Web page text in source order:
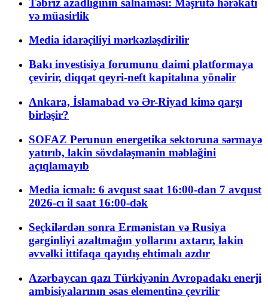
və müasirlik
Media idarəçiliyi mərkəzləşdirilir
Bakı investisiya forumunu daimi platformaya
çevirir, diqqət qeyri-neft kapitalına yönəlir
Ankara, İslamabad və Ər-Riyad kimə qarşı
birləşir?
SOFAZ Perunun energetika sektoruna sərmayə
yatırıb, lakin sövdələşmənin məbləğini
açıqlamayıb
Media icmalı: 6 avqust saat 16:00-dan 7 avqust
2026-cı il saat 16:00-dək
Seçkilərdən sonra Ermənistan və Rusiya
gərginliyi azaltmağın yollarını axtarır, lakin
əvvəlki ittifaqa qayıdış ehtimalı azdır
Azərbaycan qazı Türkiyənin Avropadakı enerji
ambisiyalarının əsas elementinə çevrilir